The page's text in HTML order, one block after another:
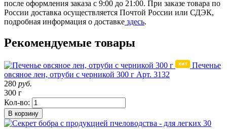
после оформления заказа с 9:00 до 21:00. При заказе товара по
России доставка осуществляется Почтой России или СДЭК,
подробная информация о доставке здесь.
Рекомендуемые товары
Печенье
овсяное лен, отруби с черникой 300 г Арт. 3132
280 руб.
300 г
Кол-во:
В корзину